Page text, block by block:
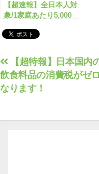
【超速報】全日本人対
象/1家庭あたり5,000
援が始まります！
投
稿
ナ
ゲ
【超特報】日本国内
飲食料品の消費税がゼ
なります！